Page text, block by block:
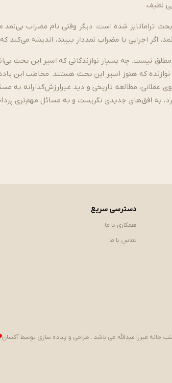
لطیف.
بحث تراماتایز شده است. دیگر وقتی نام مضراب
اگر اجرایی با مضراب نمددار ببیند، اندیشه
و نوازنده که هنوز اسیر این بحث هستند.
عقلانی، مطالعه تاریخی و دید غیرارزش­‌گذارانه
به افق­‌های جدیدی نگریست و به مسائل مهم‌تری
دسترسی سریع
همکاری با ما
تماس با ما
خانه میرزا عبدالله می باشد . طراحی و پیاده سازی توسطآکسان